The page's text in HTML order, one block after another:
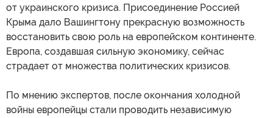
от украинского кризиса. Присоединение Россией
Крыма дало Вашингтону прекрасную возможность
восстановить свою роль на европейском континенте.
Европа, создавшая сильную экономику, сейчас
страдает от множества политических кризисов.
По мнению экспертов, после окончания холодной
войны европейцы стали проводить независимую